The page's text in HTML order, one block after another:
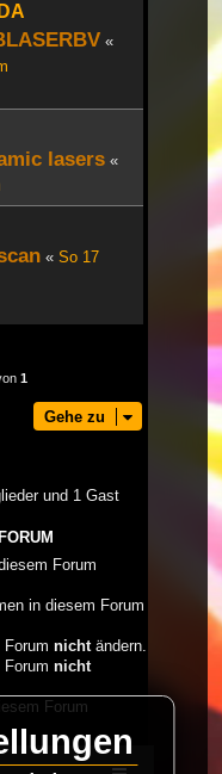
«
lasers «
« So 17
1
Gehe zu
und 1 Gast
Forum
in diesem Forum
nichtändern.
nicht
Forum